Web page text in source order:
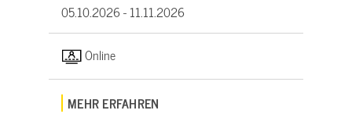
05.10.2026 -11.11.2026
Online
MEHR ERFAHREN